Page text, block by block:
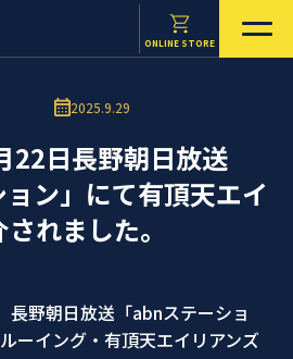
ONLINE STORE
2025.9.29
22日長野朝日放送
ョン」にて有頂天エイ
れました。
長野朝日放送「abnステーショ
ーイング・有頂天エイリアンズ